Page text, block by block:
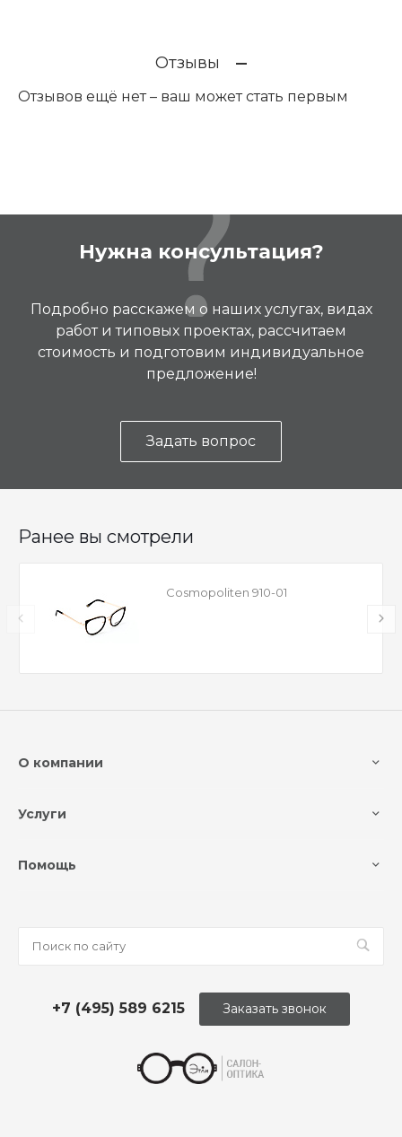
Отзывы
Отзывов ещё нет – ваш может стать первым
Нужна консультация?
Подробно расскажем о наших услугах, видах
работ и типовых проектах, рассчитаем
стоимость и подготовим индивидуальное
предложение!
Задать вопрос
Ранее вы смотрели
Cosmopoliten 910-01
О компании
Услуги
Помощь
+7 (495) 589 6215 Заказать звонок